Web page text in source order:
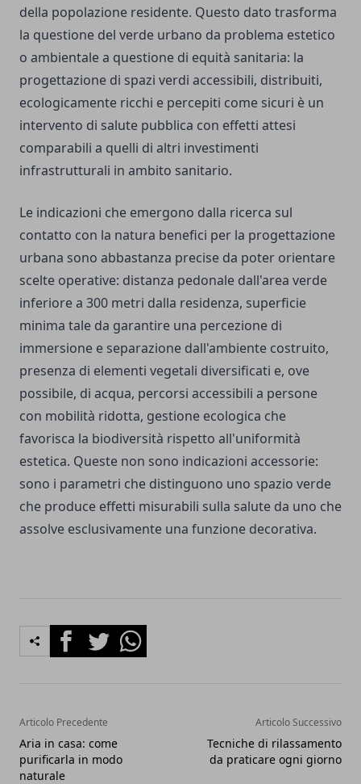
della popolazione residente. Questo dato trasforma
la questione del verde urbano da problema estetico
o ambientale a questione di equità sanitaria: la
progettazione di spazi verdi accessibili, distribuiti,
ecologicamente ricchi e percepiti come sicuri è un
intervento di salute pubblica con effetti attesi
comparabili a quelli di altri investimenti
infrastrutturali in ambito sanitario.
Le indicazioni che emergono dalla ricerca sul
contatto con la natura benefici per la progettazione
urbana sono abbastanza precise da poter orientare
scelte operative: distanza pedonale dall'area verde
inferiore a 300 metri dalla residenza, superficie
minima tale da garantire una percezione di
immersione e separazione dall'ambiente costruito,
presenza di elementi vegetali diversificati e, ove
possibile, di acqua, percorsi accessibili a persone
con mobilità ridotta, gestione ecologica che
favorisca la biodiversità rispetto all'uniformità
estetica. Queste non sono indicazioni accessorie:
sono i parametri che distinguono uno spazio verde
che produce effetti misurabili sulla salute da uno che
assolve esclusivamente una funzione decorativa.
FacebookTwitterWhatsapp
Articolo Precedente
Aria in casa: come
purificarla in modo
naturale
Articolo Successivo
Tecniche di rilassamento
da praticare ogni giorno